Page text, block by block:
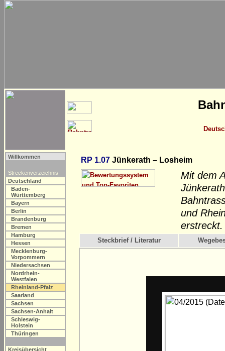
Willkommen
Streckenverzeichnis
Deutschland
Baden-
Württemberg
Bayern
Berlin
Brandenburg
Bremen
Hamburg
Hessen
Mecklenburg-
Vorpommern
Niedersachsen
Nordrhein-
Westfalen
Rheinland-Pfalz
Saarland
Sachsen
Sachsen-Anhalt
Schleswig-
Holstein
Thüringen
Kreisübersicht
RP 1.07 Jünkerath – Losheim
Mit dem
und
erstreckt.
Steckbrief / Literatur